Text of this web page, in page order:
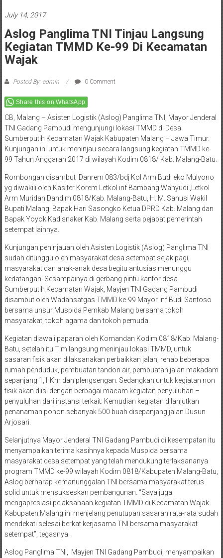
July 14, 2017
Aslog Panglima TNI Tinjau Langsung
Kegiatan TMMD Ke-99 Di Kecamatan
Wajak
Posted By: admin 0 Comment
Share this on WhatsApp
CB, Malang – Asisten Logistik (Aslog) Panglima TNI, Mayor Jenderal
TNI Gadang Pambudi mengunjungi lokasi TMMD di Desa
Sumberputih Kecamatan Wajak Kabupaten Malang – Jawa Timur.
Kunjungan ini untuk meninjau secara langsung kegiatan TMMD ke-
99 Tahun Anggaran 2017 di wilayah Kodim 0818/ Kab. Malang-Batu.
Rombongan disambut Danrem 083/bdj Kol Arm Budi eko Mulyono
yg diwakili oleh Kasiter Korem Letkol inf Bambang Wahyudi ,Letkol
Arm Muridan Dandim 0818/Kab. Malang-Batu, H. M. Sanusi Wakil
Bupati Malang, Bapak Hari Sasongko Ketua DPRD Kab. Malang dan
Bapak Yoyok Kadisnaker Kab. Malang serta pejabat pemerintah
setempat lainnya.
Kunjungan peninjauan oleh Asisten Logistik (Aslog) Panglima TNI
sudah ditunggu oleh masyarakat desa setempat sejak pagi,
masyarakat dan anak-anak desa begitu antusias menunggu
kedatangan. Sesampainya di gerbang pintu kantor desa
Sumberputih Kecamatan Wajak, Mayjen TNI Gadang Pambudi
disambut oleh Wadansatgas TMMD ke-99 Mayor Inf Budi Santoso
bersama unsur Muspida Pemkab Malang bersama tokoh
masyarakat, tokoh agama dan tokoh pemuda.
Kegiatan diawali paparan oleh Komandan Kodim 0818/Kab. Malang-
Batu, setelah itu Tim langsung meninjau lokasi TMMD, untuk
sasaran fisik akan dilaksanakan perbaikkan jalan, rehab beberapa
rumah penduduk, pembuatan tandon air, pembuatan jalan makadam
sepanjang 1,1 Km dan plengsengan. Sedangkan untuk kegiatan non
fisik akan diisi dengan berbagai macam kegiatan penyuluhan –
penyuluhan dari instansi terkait. Kemudian kegiatan dilanjutkan
penanaman pohon sebanyak 500 buah disepanjang jalan Dusun
Arjosari.
Selanjutnya Mayor Jenderal TNI Gadang Pambudi di kesempatan itu
menyampaikan terima kasihnya kepada Muspida bersama
masyarakat desa setempat yang telah mendukung terlaksananya
program TMMD ke-99 wilayah Kodim 0818/Kabupaten Malang-Batu,
Aslog berharap kemanunggalan TNI bersama masyarakat terus
solid untuk mensukseskan pembangunan. “Saya juga
mengapresiasi pelaksanaan kegiatan TMMD di Kecamatan Wajak
Kabupaten Malang ini menjelang penutupan sasaran rata-rata sudah
mendekati selesai berkat kerjasama TNI bersama masyarakat
setempat”, tegasnya.
Aslog Panglima TNI, Mayjen TNI Gadang Pambudi, menyampaikan